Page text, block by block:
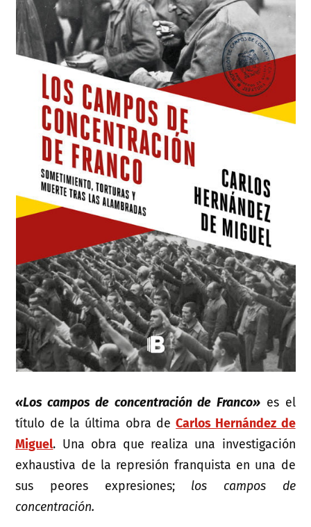
«Los campos de concentración de Franco» es el
título de la última obra deCarlos Hernández de
Miguel. Una obra que realiza una investigación
exhaustiva de la represión franquista en una de
sus peores expresiones; los campos de
concentración.